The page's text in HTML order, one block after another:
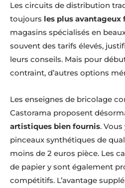
Les circuits de distribution
toujours les plus
magasins spécialisés en
souvent des tarifs élevés,
leurs conseils. Mais pour
contraint, d’autres options
Les enseignes de bricolage
Castorama proposent
artistiques bien fournis.
pinceaux synthétiques de
moins de 2 euros pièce. Les
de papier y sont également
compétitifs. L’avantage